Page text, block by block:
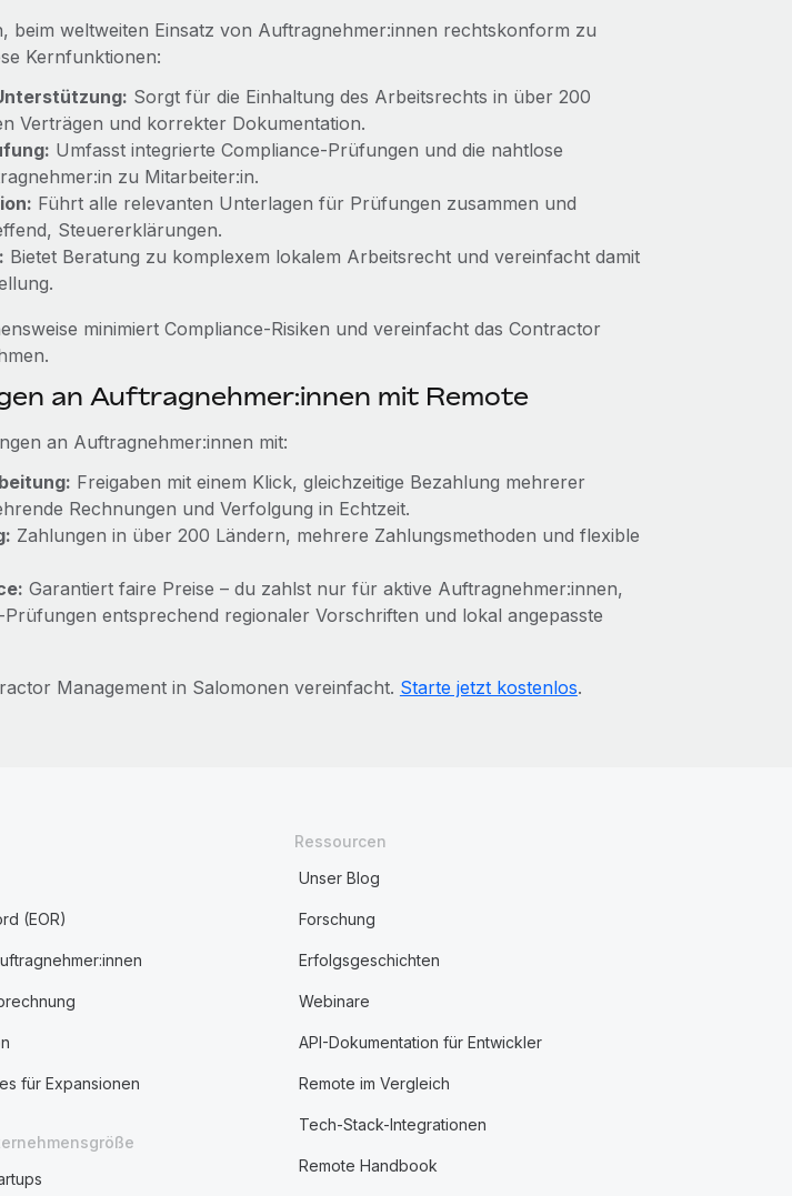
beim weltweiten Einsatz von Auftragnehmer:innen rechtskonform zu
Kernfunktionen:
Sorgt für die Einhaltung des Arbeitsrechts in über 200
Verträgen und korrekter Dokumentation.
Umfasst integrierte Compliance‑Prüfungen und die nahtlose
zu Mitarbeiter:in.
Führt alle relevanten Unterlagen für Prüfungen zusammen und
Steuererklärungen.
Bietet Beratung zu komplexem lokalem Arbeitsrecht und vereinfacht damit
minimiert Compliance-Risiken und vereinfacht das Contractor
an Auftragnehmer:innen mit Remote
an Auftragnehmer:innen mit:
Freigaben mit einem Klick, gleichzeitige Bezahlung mehrerer
Rechnungen und Verfolgung in Echtzeit.
Zahlungen in über 200 Ländern, mehrere Zahlungsmethoden und flexible
Garantiert faire Preise – du zahlst nur für aktive Auftragnehmer:innen,
entsprechend regionaler Vorschriften und lokal angepasste
Management in Salomonen vereinfacht. Starte jetzt kostenlos.
(EOR)
für Expansionen
Ressourcen
Unser Blog
Forschung
Erfolgsgeschichten
Webinare
API-Dokumentation für Entwickler
Remote im Vergleich
Tech-Stack-Integrationen
Remote Handbook